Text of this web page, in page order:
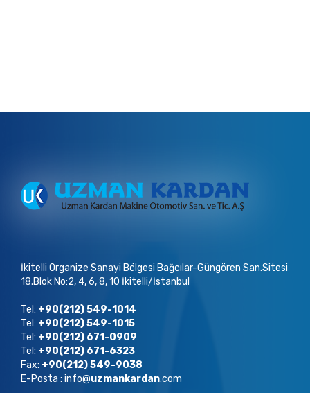
İkitelli Organize Sanayi Bölgesi Bağcılar-Güngören San.Sitesi
18.Blok No:2, 4, 6, 8, 10 İkitelli/İstanbul
Tel: +90(212) 549-1014
Tel: +90(212) 549-1015
Tel: +90(212) 671-0909
Tel: +90(212) 671-6323
Fax: +90(212) 549-9038
E-Posta : info@uzmankardan.com